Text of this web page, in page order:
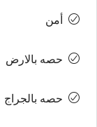
أمن
حصه بالارض
حصه بالجراج